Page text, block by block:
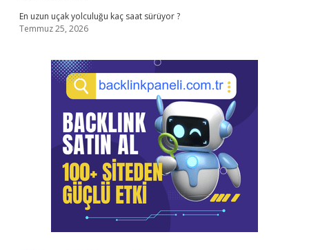
En uzun uçak yolculuğu kaç saat sürüyor ?
Temmuz 25, 2026